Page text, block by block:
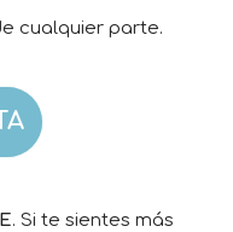
cualquier parte.
. Si te sientes más